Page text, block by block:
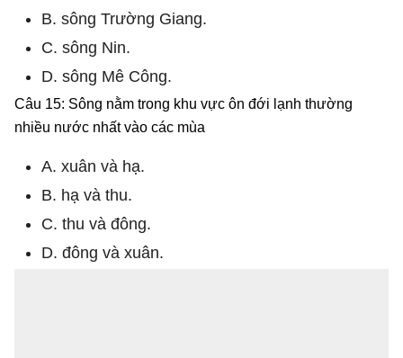
B. sông Trường Giang.
C. sông Nin.
D. sông Mê Công.
Câu 15: Sông nằm trong khu vực ôn đới lạnh thường
nhiều nước nhất vào các mùa
A. xuân và hạ.
B. hạ và thu.
C. thu và đông.
D. đông và xuân.